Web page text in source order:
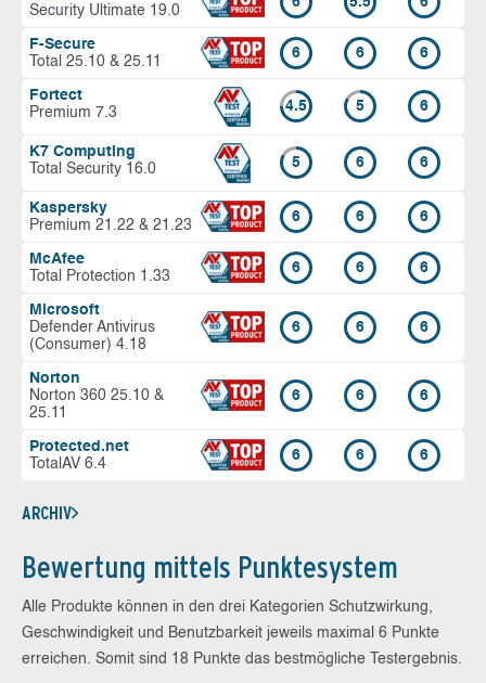
Security Ultimate 19.0
F-Secure
Total 25.10 & 25.11
6 6 6
Fortect
Premium 7.3
4.5 5 6
K7 Computing
Total Security 16.0
5 6 6
Kaspersky
Premium 21.22 & 21.23
6 6 6
McAfee
Total Protection 1.33
6 6 6
Microsoft
Defender Antivirus
(Consumer) 4.18
6 6 6
Norton
Norton 360 25.10 &
25.11
6 6 6
Protected.net
TotalAV 6.4
6 6 6
ARCHIV
Bewertung mittels Punktesystem
Alle Produkte können in den drei Kategorien Schutzwirkung,
Geschwindigkeit und Benutzbarkeit jeweils maximal 6 Punkte
erreichen. Somit sind 18 Punkte das bestmögliche Testergebnis.